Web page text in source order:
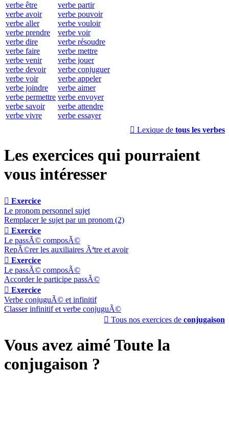
verbe être
verbe avoir
verbe aller
verbe prendre
verbe dire
verbe faire
verbe venir
verbe devoir
verbe voir
verbe joindre
verbe permettre
verbe savoir
verbe vivre
verbe partir
verbe pouvoir
verbe vouloir
verbe voir
verbe résoudre
verbe mettre
verbe jouer
verbe conjuguer
verbe appeler
verbe aimer
verbe envoyer
verbe attendre
verbe essayer
 Lexique de tous les verbes
Les exercices qui pourraient
vous intéresser
 Exercice
Le pronom personnel sujet
Remplacer le sujet par un pronom (2)
 Exercice
Le passÃ© composÃ©
RepÃ©rer les auxiliaires Ãªtre et avoir
 Exercice
Le passÃ© composÃ©
Accorder le participe passÃ©
 Exercice
Verbe conjuguÃ© et infinitif
Classer infinitif et verbe conjuguÃ©
 Tous nos exercices de conjugaison
Vous avez aimé Toute la
conjugaison ?